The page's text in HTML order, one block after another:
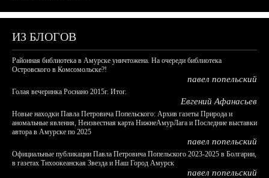
ИЗ БЛОГОВ
Районная библиотека в Амурске уничтожена. На очереди библиотека
Островского в Комсомольске?!
павел попельский
Голая вечеринка Роснано 2015г. Итог.
Евгений Афанасьев
Новые находки Павла Петровича Попельского: Архив газеты Природа и
аномальные явления, Неизвестная карта НижнеАмурЛага и Последние выставки
автора в Амурске по 2025
павел попельский
Официальные публикации Павла Петровича Попельского 2023-2025 в Болгарии,
в газетах Тихоокеанская Звезда и Наш Город Амурск
павел попельский